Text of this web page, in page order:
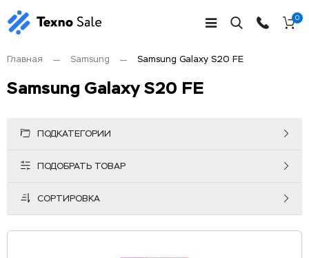
0
Главная Samsung Samsung Galaxy S20 FE
Samsung Galaxy S20 FE
ПОДКАТЕГОРИИ
ПОДОБРАТЬ ТОВАР
СОРТИРОВКА